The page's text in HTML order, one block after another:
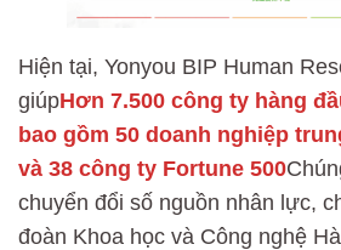
Hiện tại, Yonyou BIP Human
giúpHơn 7.500 công ty hàng
bao gồm 50 doanh nghiệp
và 38 công ty Fortune 500
chuyển đổi số nguồn nhân lực,
đoàn Khoa học và Công nghệ